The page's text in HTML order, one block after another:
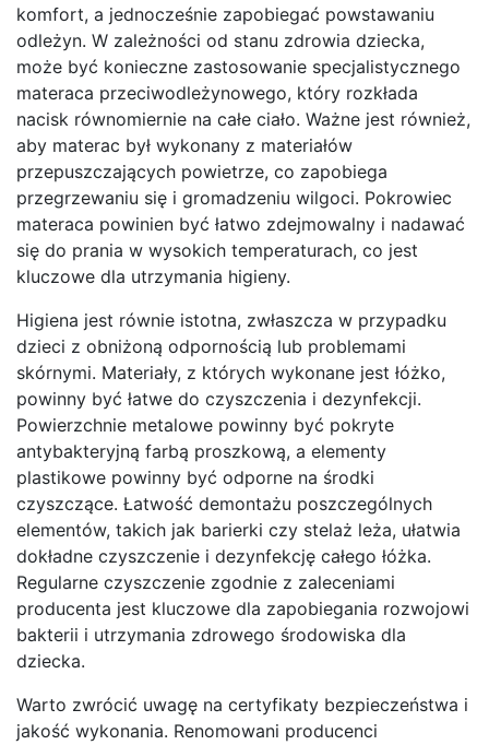
komfort, a jednocześnie zapobiegać powstawaniu
odleżyn. W zależności od stanu zdrowia dziecka,
może być konieczne zastosowanie specjalistycznego
materaca przeciwodleżynowego, który rozkłada
nacisk równomiernie na całe ciało. Ważne jest również,
aby materac był wykonany z materiałów
przepuszczających powietrze, co zapobiega
przegrzewaniu się i gromadzeniu wilgoci. Pokrowiec
materaca powinien być łatwo zdejmowalny i nadawać
się do prania w wysokich temperaturach, co jest
kluczowe dla utrzymania higieny.
Higiena jest równie istotna, zwłaszcza w przypadku
dzieci z obniżoną odpornością lub problemami
skórnymi. Materiały, z których wykonane jest łóżko,
powinny być łatwe do czyszczenia i dezynfekcji.
Powierzchnie metalowe powinny być pokryte
antybakteryjną farbą proszkową, a elementy
plastikowe powinny być odporne na środki
czyszczące. Łatwość demontażu poszczególnych
elementów, takich jak barierki czy stelaż leża, ułatwia
dokładne czyszczenie i dezynfekcję całego łóżka.
Regularne czyszczenie zgodnie z zaleceniami
producenta jest kluczowe dla zapobiegania rozwojowi
bakterii i utrzymania zdrowego środowiska dla
dziecka.
Warto zwrócić uwagę na certyfikaty bezpieczeństwa i
jakość wykonania. Renomowani producenci